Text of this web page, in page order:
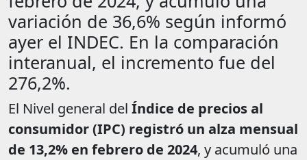
variación de 36,6% según informó
ayer el INDEC. En la comparación
interanual, el incremento fue del
276,2%.
El Nivel general del Índice de precios al
consumidor (IPC) registró un alza mensual
de 13,2% en febrero de 2024, y acumuló una